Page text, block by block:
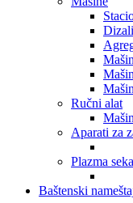
Ručni alat
Aparati za
Plazma
Baštenski